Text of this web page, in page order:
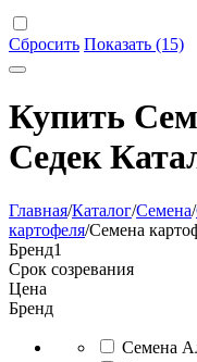
Сбросить Показать (15)
Купить
Седек
Главная/Каталог/Семена/
картофеля/Семена
Бренд1
Срок созревания
Цена
Бренд
Семена